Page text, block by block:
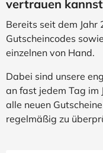
vertrauen kannst
Bereits seit dem Jahr
Gutscheincodes
einzelnen von Hand.
Dabei sind unsere
an fast jedem Tag im
alle neuen
regelmäßig zu